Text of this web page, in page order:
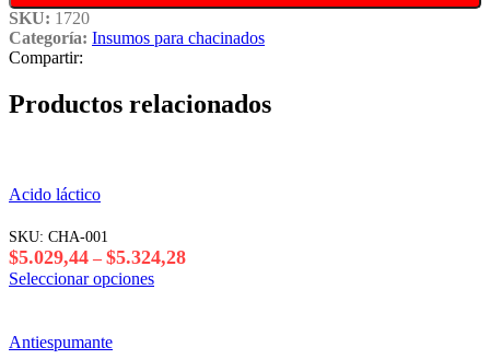
SKU: 1720
Categoría: Insumos para chacinados
Compartir:
Productos relacionados
Acido láctico
SKU: CHA-001
$5.029,44 – $5.324,28Rango
Seleccionar opcionesEste
Antiespumante